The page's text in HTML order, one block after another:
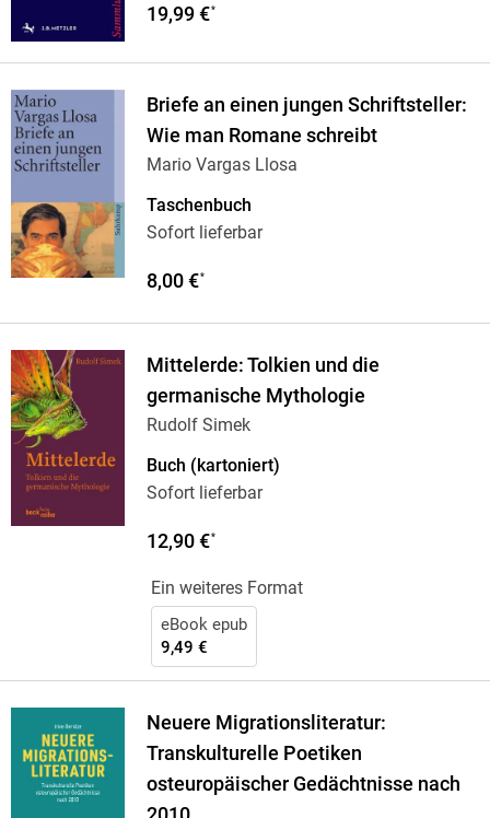
19,99 €*
Briefe an einen jungen Schriftsteller:
Wie man Romane schreibt
Mario Vargas Llosa
Taschenbuch
Sofort lieferbar
8,00 €*
Mittelerde: Tolkien und die
germanische Mythologie
Rudolf Simek
Buch (kartoniert)
Sofort lieferbar
12,90 €*
Ein weiteres Format
eBook epub
9,49 €
Neuere Migrationsliteratur:
Transkulturelle Poetiken
osteuropäischer Gedächtnisse nach